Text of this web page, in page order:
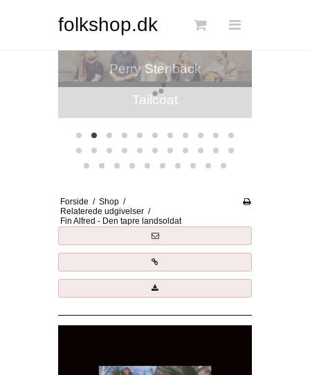
folkshop.dk
DKK
Perry Stenbäck
Forside / Shop /
Relaterede udgivelser /
Fin Alfred - Den tapre landsoldat